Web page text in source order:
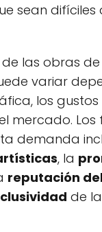
sean
las obras
variar
los
mercado.
demanda
, la
reputación
de